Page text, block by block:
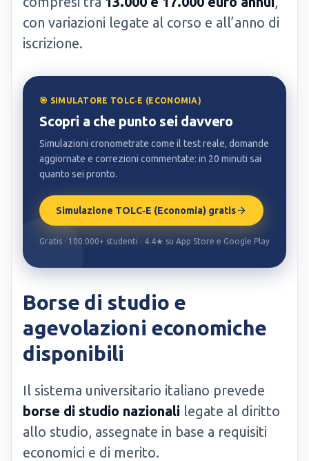
con variazioni legate al corso e all’anno di
iscrizione.
🎯 SIMULATORE TOLC‑E (ECONOMIA)
Scopri a che punto sei davvero
Simulazioni cronometrate come il test reale, domande
aggiornate e correzioni commentate: in 20 minuti sai
quanto sei pronto.
Simulazione TOLC‑E (Economia) gratis
Gratis · 100.000+ studenti · 4.4★ su App Store e Google Play
Borse di studio e
agevolazioni economiche
disponibili
Il sistema universitario italiano prevede
borse di studio nazionali legate al diritto
allo studio, assegnate in base a requisiti
economici e di merito.